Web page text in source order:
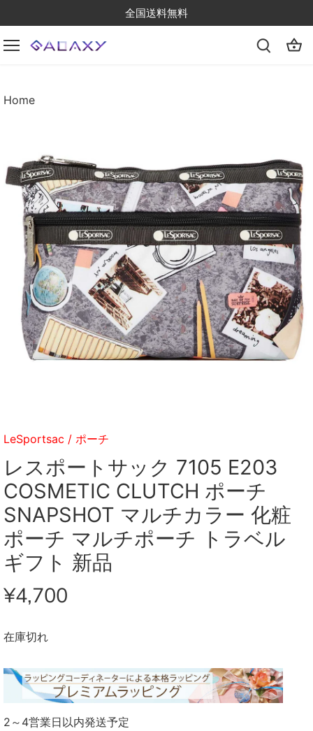
to
content
全国送料無料
Home
LeSportsac / ポーチ
レスポートサック 7105 E203
COSMETIC CLUTCH ポーチ
SNAPSHOT マルチカラー 化粧
ポーチ マルチポーチ トラベル
ギフト 新品
¥4,700
在庫切れ
2～4営業日以内発送予定